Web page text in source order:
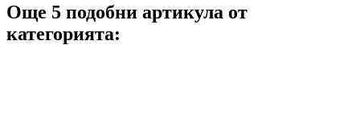
Още 5 подобни артикула от
категорията: